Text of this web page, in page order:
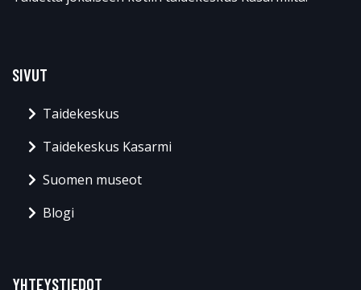
SIVUT
Taidekeskus
Taidekeskus Kasarmi
Suomen museot
Blogi
YHTEYSTIEDOT